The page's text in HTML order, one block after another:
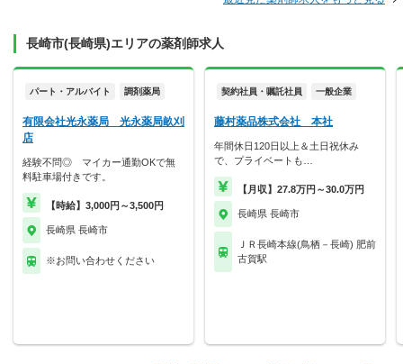
長崎市(長崎県)エリアの薬剤師求人
パート・アルバイト 調剤薬局
有限会社光永薬局 光永薬局畝刈
店
経験不問◎ マイカー通勤OKで無
料駐車場付きです。
【時給】3,000円～3,500円
長崎県 長崎市
※お問い合わせください
契約社員・嘱託社員 一般企業
藤村薬品株式会社 本社
年間休日120日以上＆土日祝休み
で、プライベートも…
【月収】27.8万円～30.0万円
長崎県 長崎市
ＪＲ長崎本線(鳥栖－長崎) 肥前
古賀駅